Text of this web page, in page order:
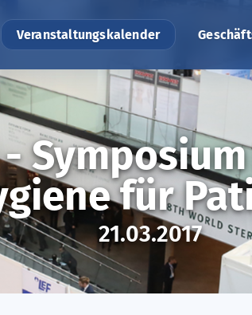
Veranstaltungskalender
-
für
21.03.2017